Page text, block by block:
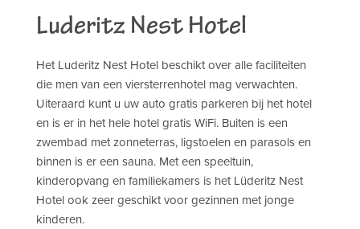
Luderitz Nest Hotel
Het Luderitz Nest Hotel beschikt over alle faciliteiten
die men van een viersterrenhotel mag verwachten.
Uiteraard kunt u uw auto gratis parkeren bij het hotel
en is er in het hele hotel gratis WiFi. Buiten is een
zwembad met zonneterras, ligstoelen en parasols en
binnen is er een sauna. Met een speeltuin,
kinderopvang en familiekamers is het Lüderitz Nest
Hotel ook zeer geschikt voor gezinnen met jonge
kinderen.